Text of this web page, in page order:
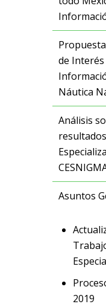
de
Náutica
Análisis
Asuntos
2019